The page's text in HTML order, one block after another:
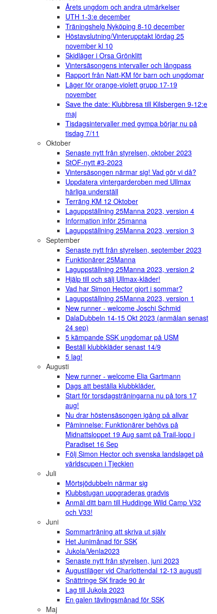
Årets ungdom och andra utmärkelser
UTH 1-3:e december
Träningshelg Nyköping 8-10 december
Höstavslutning/Vinterupptakt lördag 25
november kl 10
Skidläger i Orsa Grönklitt
Vintersäsongens intervaller och långpass
Rapport från Natt-KM för barn och ungdomar
Läger för orange-violett grupp 17-19
november
Save the date: Klubbresa till Kilsbergen 9-12:e
maj
Tisdagsintervaller med gympa börjar nu på
tisdag 7/11
Oktober
Senaste nytt från styrelsen, oktober 2023
StOF-nytt #3-2023
Vintersäsongen närmar sig! Vad gör vi då?
Uppdatera vintergarderoben med Ullmax
härliga underställ
Terräng KM 12 Oktober
Laguppställning 25Manna 2023, version 4
Information inför 25manna
Laguppställning 25Manna 2023, version 3
September
Senaste nytt från styrelsen, september 2023
Funktionärer 25Manna
Laguppställning 25Manna 2023, version 2
Hjälp till och sälj Ullmax-kläder!
Vad har Simon Hector gjort i sommar?
Laguppställning 25Manna 2023, version 1
New runner - welcome Joschi Schmid
DalaDubbeln 14-15 Okt 2023 (anmälan senast
24 sep)
5 kämpande SSK ungdomar på USM
Beställ klubbkläder senast 14/9
5 lag!
Augusti
New runner - welcome Elia Gartmann
Dags att beställa klubbkläder.
Start för torsdagsträningarna nu på tors 17
aug!
Nu drar höstensäsongen igång på allvar
Påminnelse: Funktionärer behövs på
Midnattsloppet 19 Aug samt på Trail-lopp i
Paradiset 16 Sep
Följ Simon Hector och svenska landslaget på
världscupen i Tjeckien
Juli
Mörtsjödubbeln närmar sig
Klubbstugan uppgraderas gradvis
Anmäl ditt barn till Huddinge Wild Camp V32
och V33!
Juni
Sommarträning att skriva ut själv
Het Junimånad för SSK
Jukola/Venla2023
Senaste nytt från styrelsen, juni 2023
Augustiläger vid Charlottendal 12-13 augusti
Snättringe SK firade 90 år
Lag till Jukola 2023
En galen tävlingsmånad för SSK
Maj